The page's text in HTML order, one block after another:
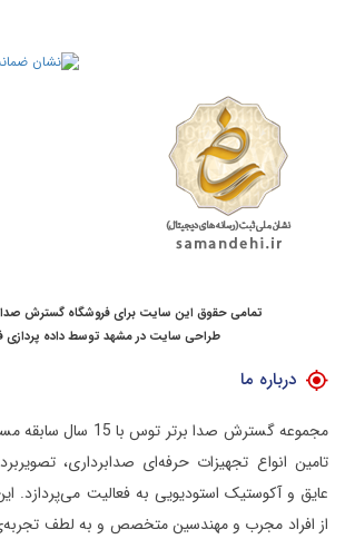
تمامی حقوق این سایت برای فروشگاه گسترش
طراحی سایت در مشهد توسطداده پردازی
درباره ما
مجموعه گسترش صدا برتر
تامین انواع تجهیزات حرفه‌ای صدابرداری،
عایق و آکوستیک استودیویی به فعالیت می‌پردازد.